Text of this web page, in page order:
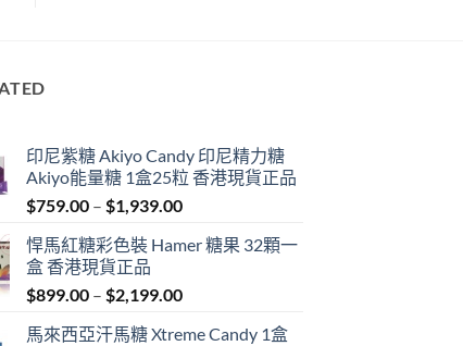
印尼紫糖 Akiyo Candy 印尼精力糖
Akiyo能量糖 1盒25粒 香港現貨正品
$759.00 – $1,939.00Price
$759.00
$1,939.00
悍馬紅糖彩色裝 Hamer 糖果 32顆一
盒 香港現貨正品
$899.00 – $2,199.00Price
$899.00
馬來西亞汗馬糖 Xtreme Candy 1盒